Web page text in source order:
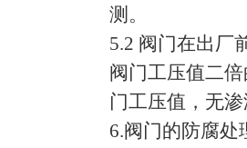
测。
5.2 阀门在出厂
阀门工压值二
门工压值，无
6.阀门的防腐处